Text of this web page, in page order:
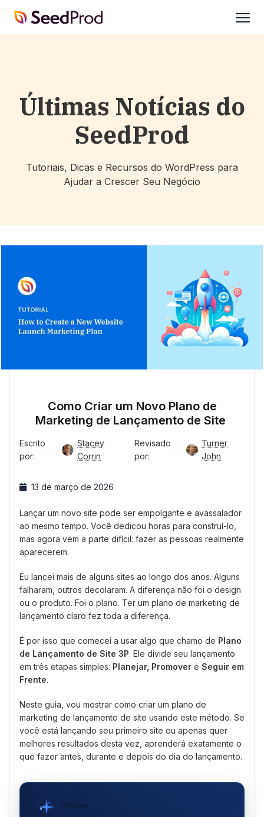
SeedProd
Últimas Notícias do
SeedProd
Tutoriais, Dicas e Recursos do WordPress para
Ajudar a Crescer Seu Negócio
Como Criar um Novo Plano de
Marketing de Lançamento de Site
Escrito
por:
Stacey
Corrin
Revisado
por:
Turner
John
13 de março de 2026
Lançar um novo site pode ser empolgante e avassalador
ao mesmo tempo. Você dedicou horas para construí-lo,
mas agora vem a parte difícil: fazer as pessoas realmente
aparecerem.
Eu lancei mais de alguns sites ao longo dos anos. Alguns
falharam, outros decolaram. A diferença não foi o design
ou o produto. Foi o plano. Ter um plano de marketing de
lançamento claro fez toda a diferença.
É por isso que comecei a usar algo que chamo de Plano
de Lançamento de Site 3P. Ele divide seu lançamento
em três etapas simples: Planejar, Promover e Seguir em
Frente.
Neste guia, vou mostrar como criar um plano de
marketing de lançamento de site usando este método. Se
você está lançando seu primeiro site ou apenas quer
melhores resultados desta vez, aprenderá exatamente o
que fazer antes, durante e depois do dia do lançamento.
WPVibe